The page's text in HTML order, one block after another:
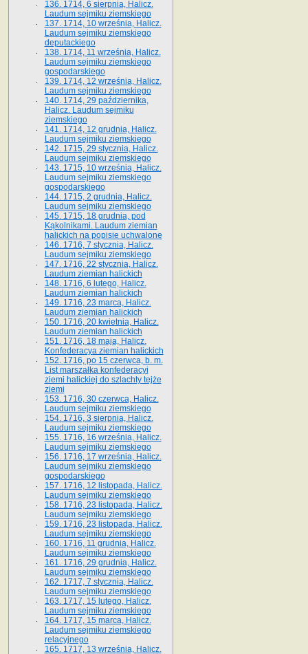
136. 1714, 6 sierpnia, Halicz.
Laudum sejmiku ziemskiego
137. 1714, 10 września, Halicz.
Laudum sejmiku ziemskiego
deputackiego
138. 1714, 11 września, Halicz.
Laudum sejmiku ziemskiego
gospodarskiego
139. 1714, 12 września, Halicz.
Laudum sejmiku ziemskiego
140. 1714, 29 października,
Halicz. Laudum sejmiku
ziemskiego
141. 1714, 12 grudnia, Halicz.
Laudum sejmiku ziemskiego
142. 1715, 29 stycznia, Halicz.
Laudum sejmiku ziemskiego
143. 1715, 10 września, Halicz.
Laudum sejmiku ziemskiego
gospodarskiego
144. 1715, 2 grudnia, Halicz.
Laudum sejmiku ziemskiego
145. 1715, 18 grudnia, pod
Kąkolnikami. Laudum ziemian
halickich na popisie uchwalone
146. 1716, 7 stycznia, Halicz.
Laudum sejmiku ziemskiego
147. 1716, 22 stycznia, Halicz.
Laudum ziemian halickich
148. 1716, 6 lutego, Halicz.
Laudum ziemian halickich
149. 1716, 23 marca, Halicz.
Laudum ziemian halickich
150. 1716, 20 kwietnia, Halicz.
Laudum ziemian halickich
151. 1716, 18 maja, Halicz.
Konfederacya ziemian halickich
152. 1716, po 15 czerwca, b. m.
List marszałka konfederacyi
ziemi halickiej do szlachty tejże
ziemi
153. 1716, 30 czerwca, Halicz.
Laudum sejmiku ziemskiego
154. 1716, 3 sierpnia, Halicz.
Laudum sejmiku ziemskiego
155. 1716, 16 września, Halicz.
Laudum sejmiku ziemskiego
156. 1716, 17 września, Halicz.
Laudum sejmiku ziemskiego
gospodarskiego
157. 1716, 12 listopada, Halicz.
Laudum sejmiku ziemskiego
158. 1716, 23 listopada, Halicz.
Laudum sejmiku ziemskiego
159. 1716, 23 listopada, Halicz.
Laudum sejmiku ziemskiego
160. 1716, 11 grudnia, Halicz.
Laudum sejmiku ziemskiego
161. 1716, 29 grudnia, Halicz.
Laudum sejmiku ziemskiego
162. 1717, 7 stycznia, Halicz.
Laudum sejmiku ziemskiego
163. 1717, 15 lutego, Halicz.
Laudum sejmiku ziemskiego
164. 1717, 15 marca, Halicz.
Laudum sejmiku ziemskiego
relacyjnego
165. 1717, 13 września, Halicz.